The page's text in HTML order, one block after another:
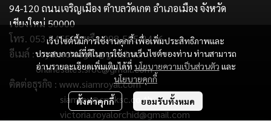
เว็บไซต์นี้มีการใช้งานคุกกี้ เพื่อเพิ่มประสิทธิภาพและ
ประสบการณ์ที่ดีในการใช้งานเว็บไซต์ของท่าน ท่านสามารถ
อ่านรายละเอียดเพิ่มเติมได้ที่ นโยบายความเป็นส่วนตัว และ
นโยบายคุกกี้
ตั้งค่าคุกกี้ ยอมรับทั้งหมด
94-120 ถนนเจริญเมือง ตำบลวัดเกต อำเภอเมือง จังหวัด
เชียงใหม่ 50000
โทร. 053 245598 หรือ 098-505-2416
อีเมล์ : royalorchidgift@gmail.com
onlinesales.sroc@gmail.com
ติดต่อธุรกิจ : www.siamroyal.com
siamroy@cm.ksc.co.th
victoria.royalorchid@gmail.com